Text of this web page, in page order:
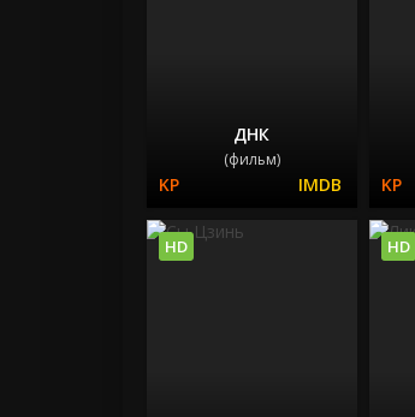
ДНК
(фильм)
HD HD